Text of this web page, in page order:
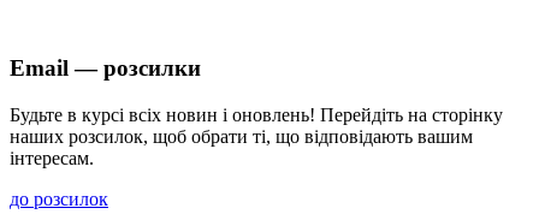
Email — розсилки
Будьте в курсі всіх новин і оновлень! Перейдіть на сторінку
наших розсилок, щоб обрати ті, що відповідають вашим
інтересам.
до розсилок